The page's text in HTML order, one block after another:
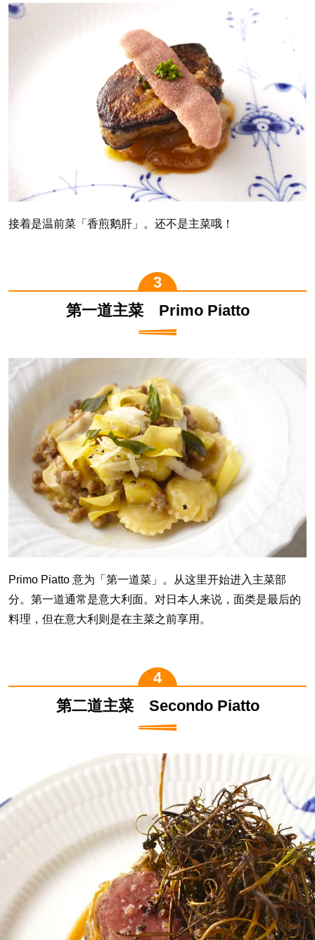
接着是温前菜「香煎鹅肝」。还不是主菜哦！
第一道主菜 Primo Piatto
Primo Piatto 意为「第一道菜」。从这里开始进入主菜部
分。第一道通常是意大利面。对日本人来说，面类是最后的
料理，但在意大利则是在主菜之前享用。
第二道主菜 Secondo Piatto